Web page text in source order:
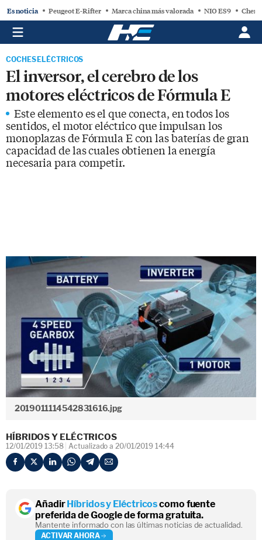
Es noticia Peugeot E-Rifter Marca china más valorada NIO ES9 Chery
COCHES ELÉCTRICOS
El inversor, el cerebro de los
motores eléctricos de Fórmula E
Este elemento es el que conecta, en todos los
sentidos, el motor eléctrico que impulsan los
monoplazas de Fórmula E con las baterías de gran
capacidad de las cuales obtienen la energía
necesaria para competir.
2019011114542831616.jpg
HÍBRIDOS Y ELÉCTRICOS
12/01/2019 13:58 Actualizado a 20/01/2019 14:44
AñadirHíbridos y Eléctricoscomo fuente
preferida de Google de forma gratuita.
Mantente informado con las últimas noticias de actualidad.
ACTIVAR AHORA